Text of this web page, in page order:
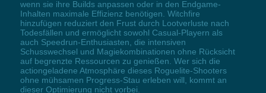
wenn sie ihre Builds anpassen oder in den Endgame-
Inhalten maximale Effizienz benötigen. Witchfire
hinzufügen reduziert den Frust durch Lootverluste nach
Todesfällen und ermöglicht sowohl Casual-Playern als
auch Speedrun-Enthusiasten, die intensiven
Schusswechsel und Magiekombinationen ohne Rücksicht
auf begrenzte Ressourcen zu genießen. Wer sich die
actiongeladene Atmosphäre dieses Roguelite-Shooters
ohne mühsamen Progress-Stau erleben will, kommt an
dieser Optimierung nicht vorbei.